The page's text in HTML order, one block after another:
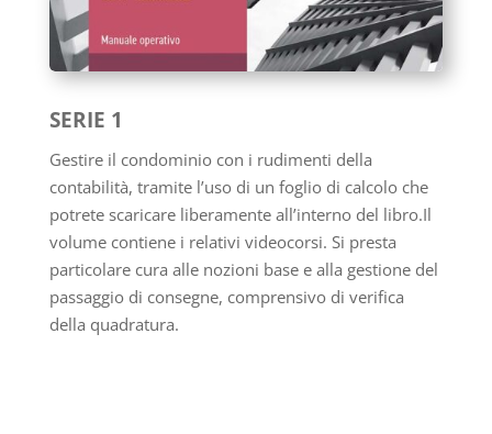
SERIE 1
Gestire il condominio con i rudimenti della
contabilità, tramite l’uso di un foglio di calcolo che
potrete scaricare liberamente all’interno del libro.Il
volume contiene i relativi videocorsi. Si presta
particolare cura alle nozioni base e alla gestione del
passaggio di consegne, comprensivo di verifica
della quadratura.